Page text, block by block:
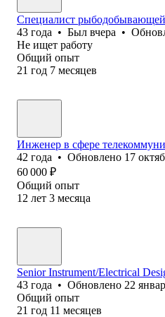
Специалист
43 года • Был вчера •
Не ищет работу
Общий опыт
21 год 7 месяцев
Инженер в сфере
42 года • Обновлено 17
60 000 ₽
Общий опыт
12 лет 3 месяца
Senior Instrument/Electrical
43 года • Обновлено 22
Общий опыт
21 год 11 месяцев